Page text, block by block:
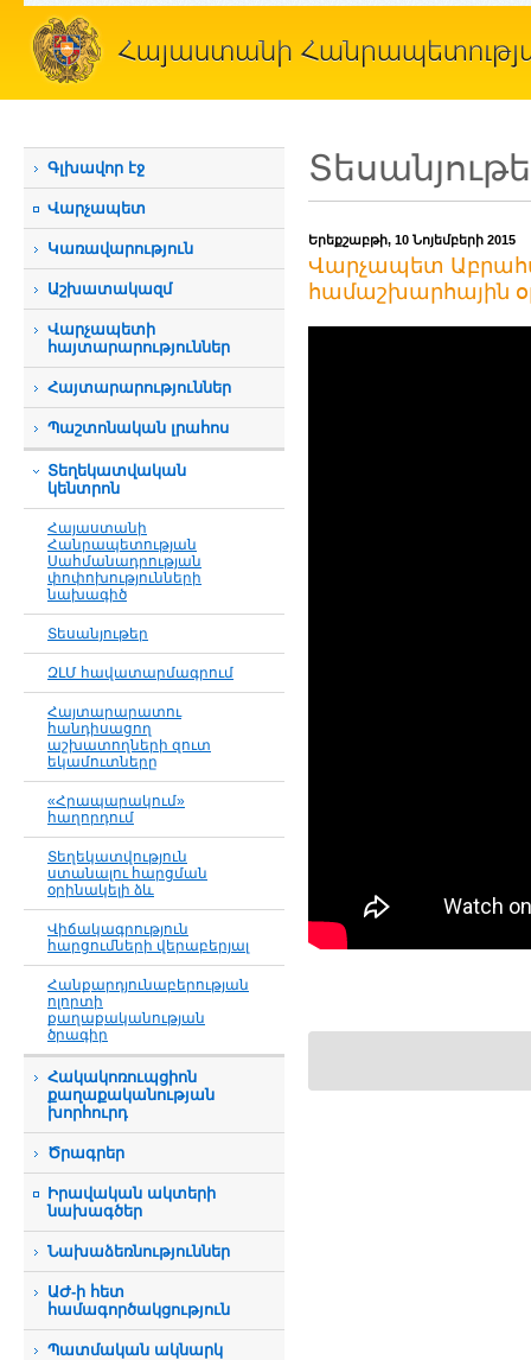
Գլխավոր էջ
Վարչապետ
Կառավարություն
Աշխատակազմ
Վարչապետի
հայտարարություններ
Հայտարարություններ
Պաշտոնական լրահոս
Տեղեկատվական
կենտրոն
Հայաստանի
Հանրապետության
Սահմանադրության
փոփոխությունների
նախագիծ
Տեսանյութեր
ԶԼՄ հավատարմագրում
Հայտարարատու
հանդիսացող
աշխատողների զուտ
եկամուտները
«Հրապարակում»
հաղորդում
Տեղեկատվություն
ստանալու հարցման
օրինակելի ձև
Վիճակագրություն
հարցումների վերաբերյալ
Հանքարդյունաբերության
ոլորտի
քաղաքականության
ծրագիր
Հակակոռուպցիոն
քաղաքականության
խորհուրդ
Ծրագրեր
Իրավական ակտերի
նախագծեր
Նախաձեռնություններ
ԱԺ-ի հետ
համագործակցություն
Պատմական ակնարկ
Երեքշաբթի, 10 Նոյեմբերի 2015
Վարչապետ
համաշխարհային